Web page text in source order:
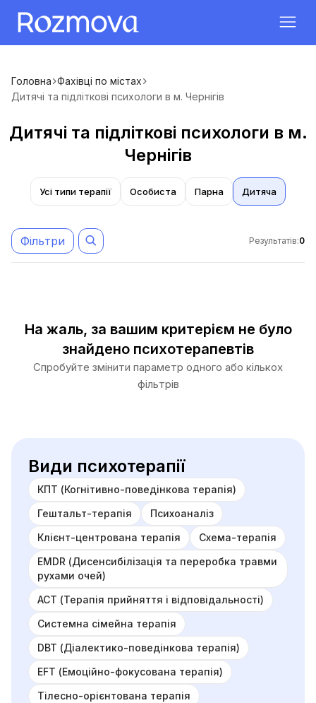
Головна Фахівці по містах
Дитячі та підліткові психологи в м. Чернігів
Дитячі та підліткові психологи в м.
Чернігів
Усі типи терапії Особиста Парна Дитяча
Фільтри Результатів:0
На жаль, за вашим критерієм не було
знайдено психотерапевтів
Спробуйте змінити параметр одного або кількох
фільтрів
Види психотерапії
КПТ (Когнітивно-поведінкова терапія)
Гештальт-терапія
Психоаналіз
Клієнт-центрована терапія
Схема-терапія
EMDR (Дисенсибілізація та переробка травми
рухами очей)
ACT (Терапія прийняття і відповідальності)
Системна сімейна терапія
DBT (Діалектико-поведінкова терапія)
EFT (Емоційно-фокусована терапія)
Тілесно-орієнтована терапія